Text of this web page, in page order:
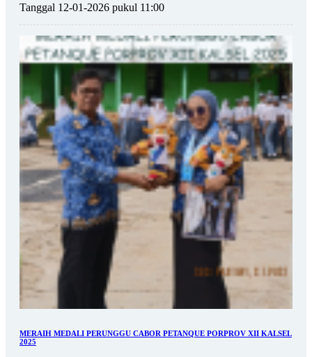
Tanggal 12-01-2026 pukul 11:00
MERAIH MEDALI PERUNGGU CABOR PETANQUE PORPROV XII KALSEL
2025